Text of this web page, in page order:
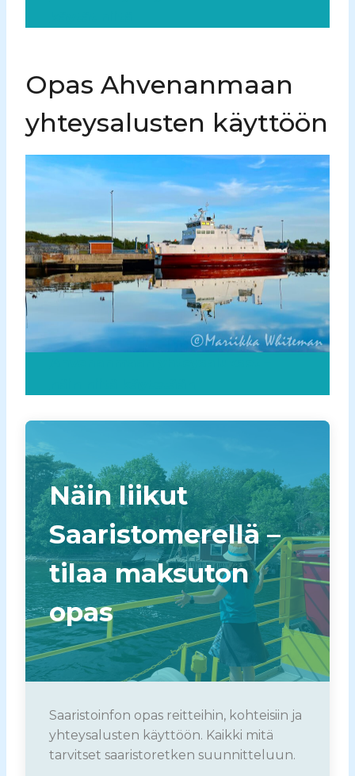
Opas Ahvenanmaan
yhteysalusten käyttöön
Näin liikut
Saaristomerellä –
tilaa maksuton
opas
Saaristoinfon opas reitteihin, kohteisiin ja
yhteysalusten käyttöön. Kaikki mitä
tarvitset saaristoretken suunnitteluun.